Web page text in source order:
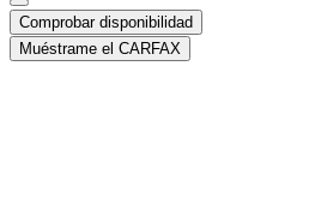
Comprobar disponibilidad
Muéstrame el CARFAX